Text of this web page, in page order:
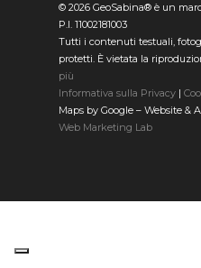
© 2026 GeoSabina® è un
P.I. 11002181003
Tutti i contenuti testuali,
protetti. È vietata la
più
Informativa sulla Privacy |
Maps by Google – Website &
Web Marketing Lab